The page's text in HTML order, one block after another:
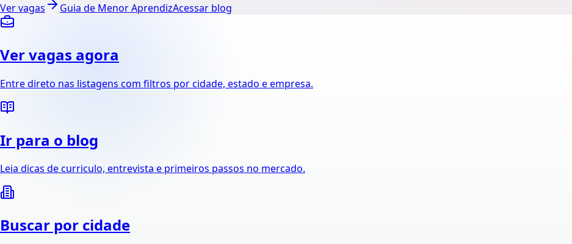
Ver vagas Guia de Menor AprendizAcessar blog
Ver vagas agora
Entre direto nas listagens com filtros por cidade, estado e empresa.
Ir para o blog
Leia dicas de curriculo, entrevista e primeiros passos no mercado.
Buscar por cidade